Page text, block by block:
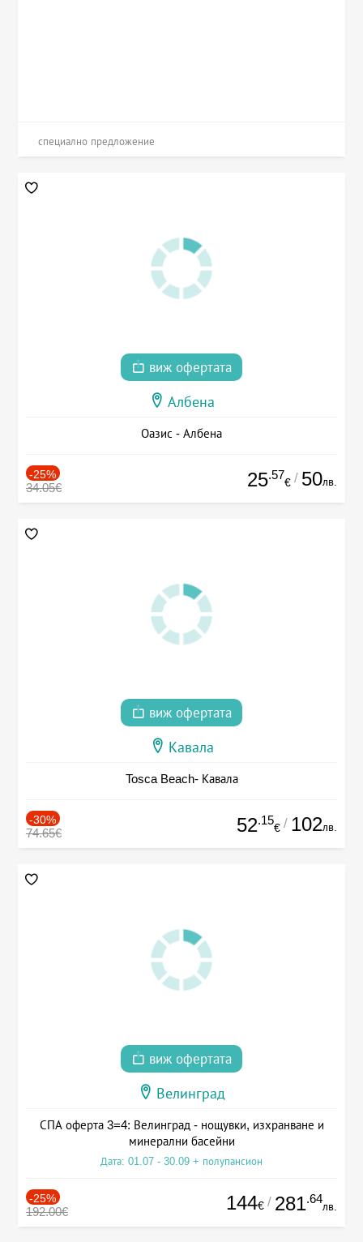
специално предложение
виж офертата
Албена
Оазис - Албена
-25%
34.05€ 25.57
€ / 50лв.
виж офертата
Кавала
Tosca Beach- Кавала
-30%
74.65€ 52.15
€ / 102лв.
виж офертата
Велинград
СПА оферта 3=4: Велинград - нощувки, изхранване и
минерални басейни
Дата: 01.07 - 30.09 + полупансион
-25%
192.00€ 144€ / 281.64
лв.